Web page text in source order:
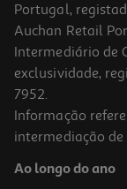
Comida Húmida
7.48 €/Kg
Portugal,
Auchan Retail
Intermediário de
exclusividade,
7952.
Informação
intermediação de
Ao longo do ano